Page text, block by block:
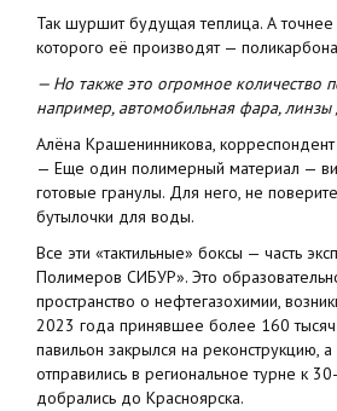
Так шуршит будущая теплица. А
которого её производят —
— Но также это огромное количество
например, автомобильная фара,
Алёна Крашенинникова,
— Еще один полимерный материал —
готовые гранулы. Для него, не
бутылочки для воды.
Все эти «тактильные» боксы — часть
Полимеров СИБУР». Это
пространство о нефтегазохимии,
2023 года принявшее более 160 тысяч
павильон закрылся на реконструкцию, а
отправились в региональное турне к
добрались до Красноярска.